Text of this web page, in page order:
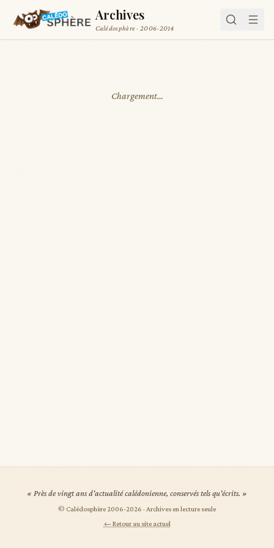
Archives
Calédosphère · 2006-2014
Chargement…
« Près de vingt ans d'actualité calédonienne, conservés tels qu'écrits. »
© Calédosphère 2006-2026 · Archives en lecture seule
← Retour au site actuel